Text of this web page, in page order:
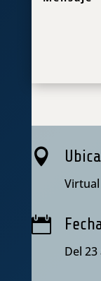

Virtual

Del